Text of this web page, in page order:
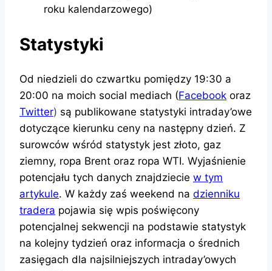
roku kalendarzowego)
Statystyki
Od niedzieli do czwartku pomiędzy 19:30 a
20:00 na moich social mediach (Facebook oraz
Twitter) są publikowane statystyki intraday’owe
dotyczące kierunku ceny na następny dzień. Z
surowców wśród statystyk jest złoto, gaz
ziemny, ropa Brent oraz ropa WTI. Wyjaśnienie
potencjału tych danych znajdziecie w tym
artykule. W każdy zaś weekend na dzienniku
tradera pojawia się wpis poświęcony
potencjalnej sekwencji na podstawie statystyk
na kolejny tydzień oraz informacja o średnich
zasięgach dla najsilniejszych intraday’owych